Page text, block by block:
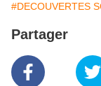
#DECOUVERTES
Partager